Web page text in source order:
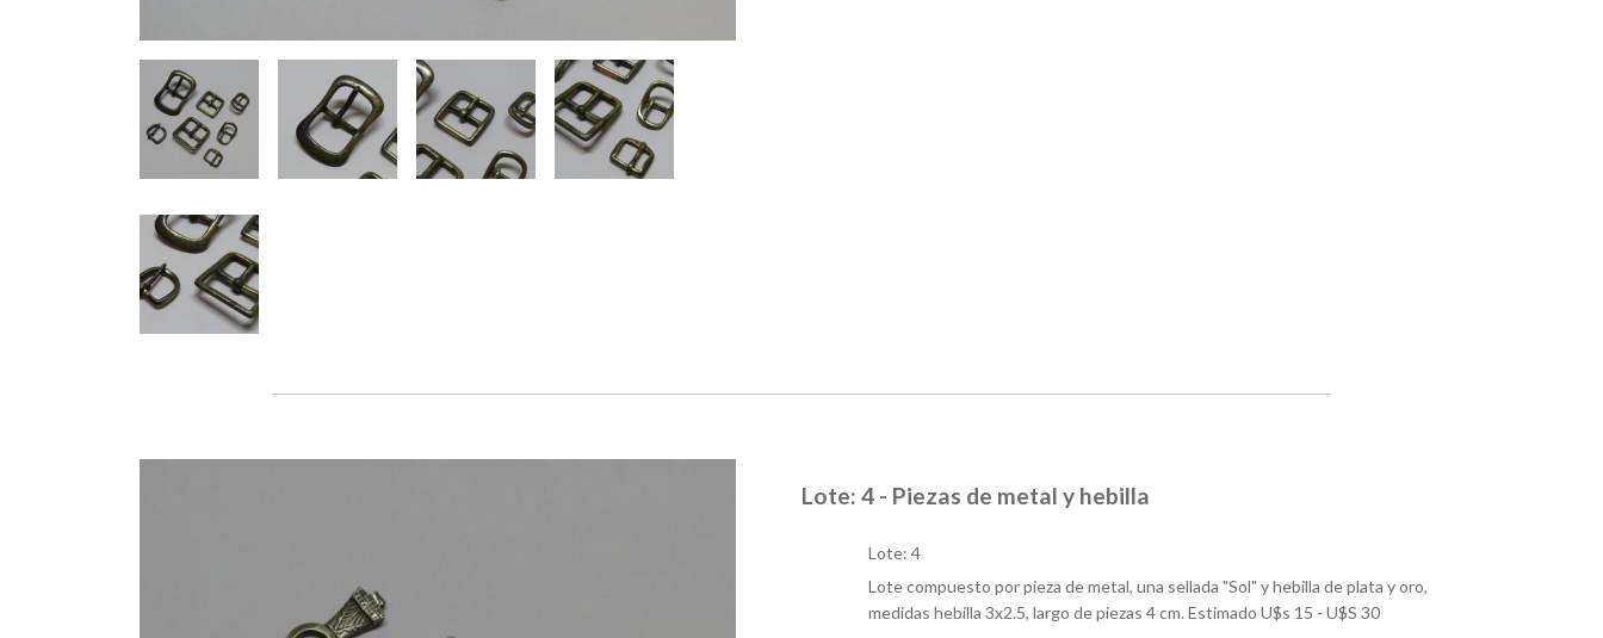
Lote: 4 - Piezas de metal y hebilla
Lote: 4
Lote compuesto por pieza de metal, una sellada "Sol" y hebilla de plata y oro,
medidas hebilla 3x2.5, largo de piezas 4 cm. Estimado U$s 15 - U$S 30